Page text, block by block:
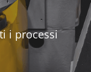
i processi